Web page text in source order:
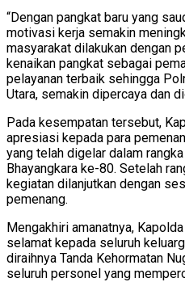
“Dengan pangkat baru yang
motivasi kerja semakin
masyarakat dilakukan dengan
kenaikan pangkat sebagai
pelayanan terbaik sehingga
Utara, semakin dipercaya dan
Pada kesempatan tersebut,
apresiasi kepada para
yang telah digelar dalam
Bhayangkara ke-80. Setelah
kegiatan dilanjutkan dengan
pemenang.
Mengakhiri amanatnya,
selamat kepada seluruh
diraihnya Tanda Kehormatan
seluruh personel yang